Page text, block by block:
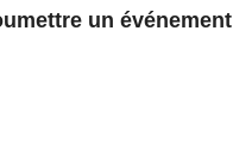
un événement